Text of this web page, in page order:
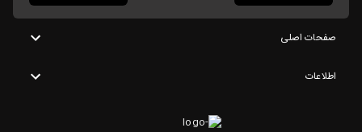
صفحات اصلی
اطلاعات